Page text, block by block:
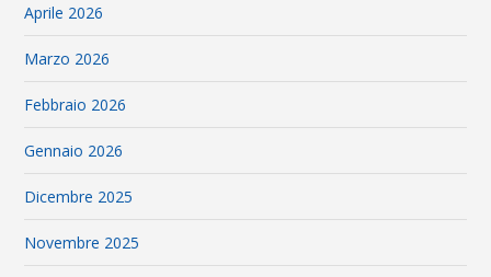
Aprile 2026
Marzo 2026
Febbraio 2026
Gennaio 2026
Dicembre 2025
Novembre 2025